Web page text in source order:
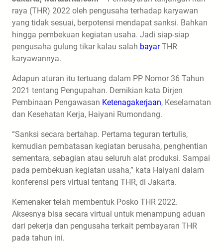
raya (THR) 2022 oleh pengusaha terhadap karyawan
yang tidak sesuai, berpotensi mendapat sanksi. Bahkan
hingga pembekuan kegiatan usaha. Jadi siap-siap
pengusaha gulung tikar kalau salah bayarTHR
karyawannya.
Adapun aturan itu tertuang dalam PP Nomor 36 Tahun
2021 tentang Pengupahan. Demikian kata Dirjen
Pembinaan Pengawasan Ketenagakerjaan, Keselamatan
dan Kesehatan Kerja, Haiyani Rumondang.
“Sanksi secara bertahap. Pertama teguran tertulis,
kemudian pembatasan kegiatan berusaha, penghentian
sementara, sebagian atau seluruh alat produksi. Sampai
pada pembekuan kegiatan usaha,” kata Haiyani dalam
konferensi pers virtual tentang THR, di Jakarta.
Kemenaker telah membentuk Posko THR 2022.
Aksesnya bisa secara virtual untuk menampung aduan
dari pekerja dan pengusaha terkait pembayaran THR
pada tahun ini.